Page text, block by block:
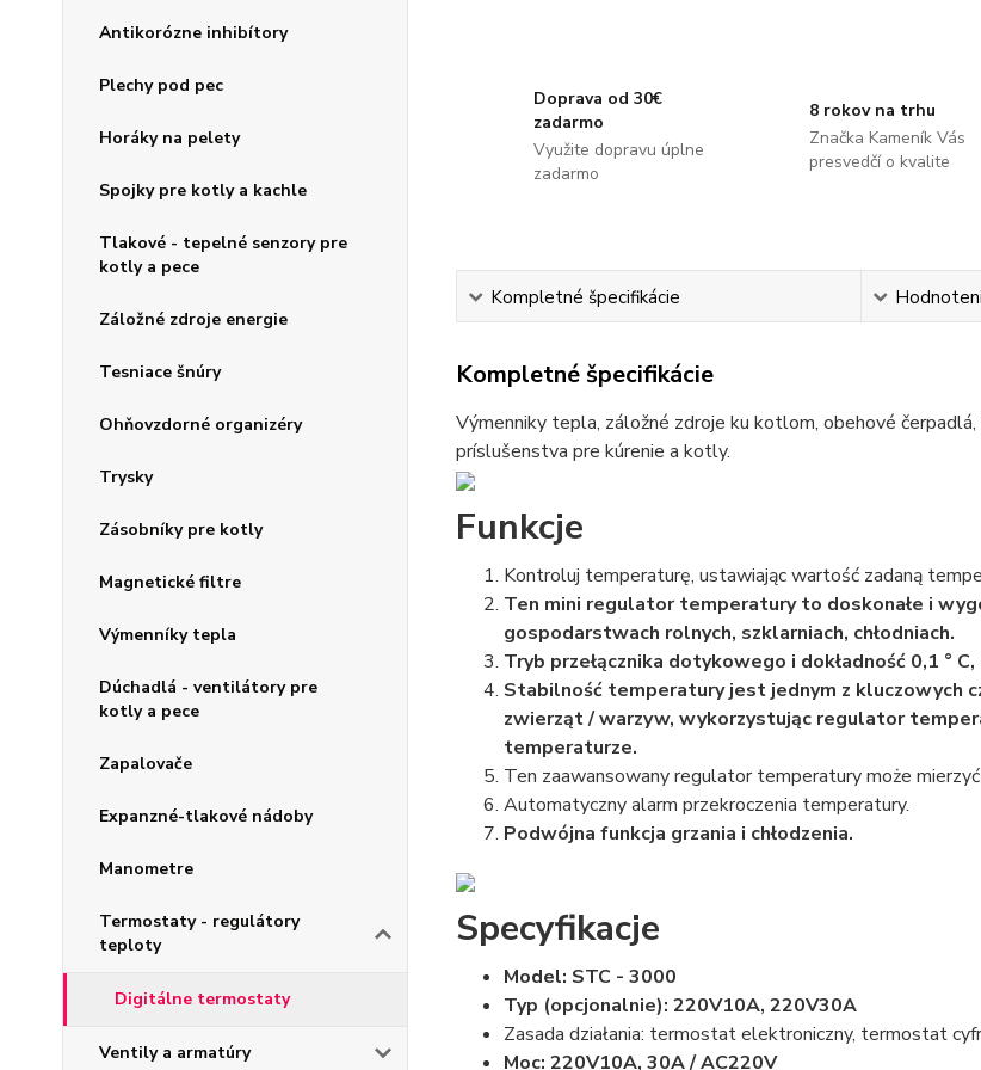
Antikorózne inhibítory
Plechy pod pec
Horáky na pelety
Spojky pre kotly a kachle
Tlakové - tepelné senzory pre
kotly a pece
Záložné zdroje energie
Tesniace šnúry
Ohňovzdorné organizéry
Trysky
Zásobníky pre kotly
Magnetické filtre
Výmenníky tepla
Dúchadlá - ventilátory pre
kotly a pece
Zapalovače
Expanzné-tlakové nádoby
Manometre
Termostaty - regulátory
teploty
Digitálne termostaty
Ventily a armatúry
Doprava od 30€
zadarmo
Využite dopravu úplne
zadarmo
8 rokov na trhu
Značka Kameník Vás
presvedčí o kvalite
Kompletné špecifikácie
Kompletné špecifikácie
Výmenniky tepla, záložné zdroje ku kotlom, obehové
príslušenstva pre kúrenie a kotly.
Funkcje
Kontroluj temperaturę, ustawiając wartość zadaną
Ten mini regulator temperatury to doskonałe i
gospodarstwach rolnych, szklarniach, chłodniach.
Tryb przełącznika dotykowego i dokładność 0,1 ° C,
Stabilność temperatury jest jednym z kluczowych
zwierząt / warzyw, wykorzystując regulator
temperaturze.
Ten zaawansowany regulator temperatury może
Automatyczny alarm przekroczenia temperatury.
Podwójna funkcja grzania i chłodzenia.
Specyfikacje
Model: STC - 3000
Typ (opcjonalnie): 220V10A, 220V30A
Zasada działania: termostat elektroniczny, termostat
Moc: 220V10A, 30A / AC220V